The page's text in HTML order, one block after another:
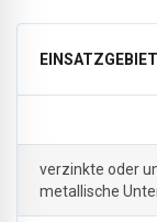
verzinkte oder
metallische